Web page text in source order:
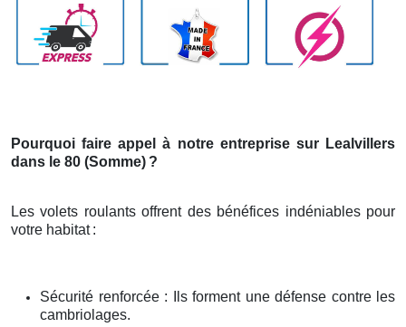
Pourquoi faire appel à notre entreprise sur Lealvillers
dans le 80 (Somme) ?
Les volets roulants offrent des bénéfices indéniables pour
votre habitat :
Sécurité renforcée : Ils forment une défense contre les
cambriolages.